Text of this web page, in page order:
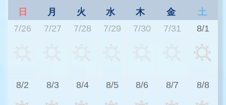
日 月 火 水 木 金
土
7/26
7/27 7/28 7/29 7/30 7/31 8/1
8/2 8/3 8/4 8/5 8/6 8/7 8/8